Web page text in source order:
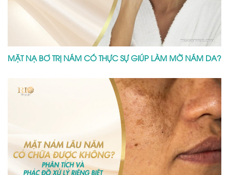
MẶT NẠ BƠ TRỊ NÁM CÓ THỰC SỰ GIÚP LÀM MỜ NÁM DA?